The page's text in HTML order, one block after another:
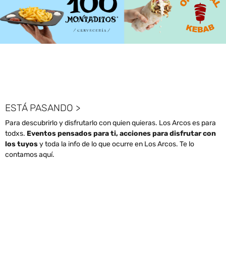
ESTÁ PASANDO >
Para descubrirlo y disfrutarlo con quien quieras. Los Arcos es para
todxs. Eventos pensados para ti, acciones para disfrutar con
los tuyosy toda la info de lo que ocurre en Los Arcos. Te lo
contamos aquí.